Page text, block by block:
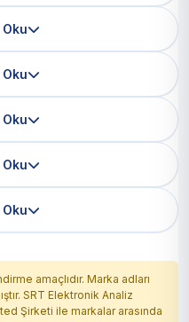
Oku
Oku
Oku
Oku
Oku
amaçlıdır. Marka adları
SRT Elektronik Analiz
Şirketi ile markalar arasında